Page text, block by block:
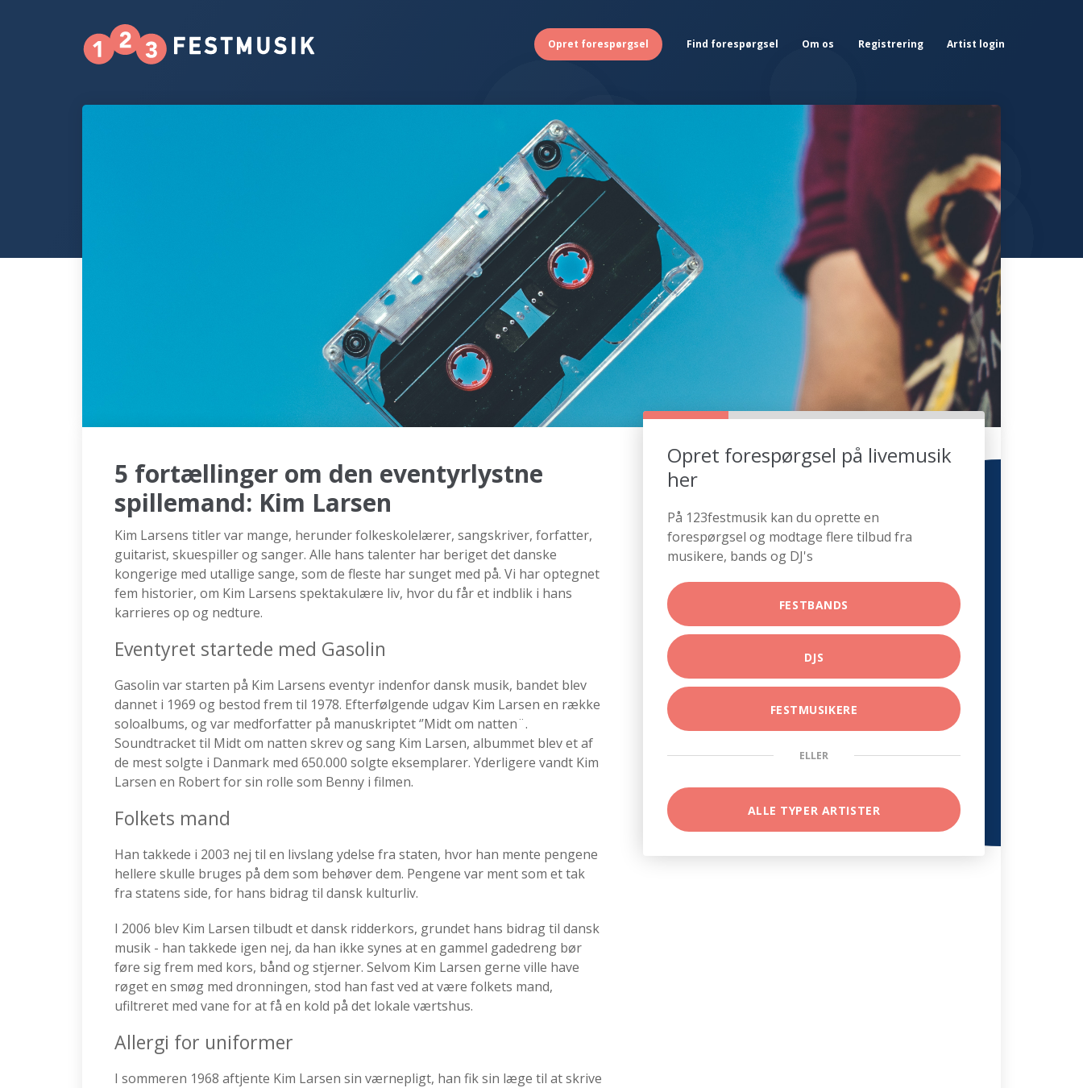
Opret forespørgsel Find forespørgsel Om os Registrering Artist login
5 fortællinger om den eventyrlystne
spillemand: Kim Larsen
Kim Larsens titler var mange, herunder folkeskolelærer, sangskriver, forfatter,
guitarist, skuespiller og sanger. Alle hans talenter har beriget det danske
kongerige med utallige sange, som de fleste har sunget med på. Vi har optegnet
fem historier, om Kim Larsens spektakulære liv, hvor du får et indblik i hans
karrieres op og nedture.
Eventyret startede med Gasolin
Gasolin var starten på Kim Larsens eventyr indenfor dansk musik, bandet blev
dannet i 1969 og bestod frem til 1978. Efterfølgende udgav Kim Larsen en række
soloalbums, og var medforfatter på manuskriptet ‘’Midt om natten¨.
Soundtracket til Midt om natten skrev og sang Kim Larsen, albummet blev et af
de mest solgte i Danmark med 650.000 solgte eksemplarer. Yderligere vandt Kim
Larsen en Robert for sin rolle som Benny i filmen.
Folkets mand
Han takkede i 2003 nej til en livslang ydelse fra staten, hvor han mente pengene
hellere skulle bruges på dem som behøver dem. Pengene var ment som et tak
fra statens side, for hans bidrag til dansk kulturliv.
I 2006 blev Kim Larsen tilbudt et dansk ridderkors, grundet hans bidrag til dansk
musik - han takkede igen nej, da han ikke synes at en gammel gadedreng bør
føre sig frem med kors, bånd og stjerner. Selvom Kim Larsen gerne ville have
røget en smøg med dronningen, stod han fast ved at være folkets mand,
ufiltreret med vane for at få en kold på det lokale værtshus.
Allergi for uniformer
I sommeren 1968 aftjente Kim Larsen sin værnepligt, han fik sin læge til at skrive
Opret forespørgsel på livemusik
her
På 123festmusik kan du oprette en
forespørgsel og modtage flere tilbud fra
musikere, bands og DJ's
FESTBANDS
DJS
FESTMUSIKERE
ELLER
ALLE TYPER ARTISTER